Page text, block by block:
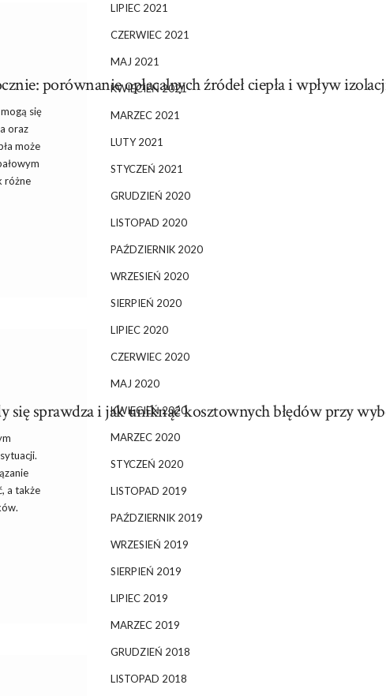
porównanie opłacalnych źródeł ciepła i wpływ
się
oraz
może
różne
się sprawdza i jak uniknąć kosztownych błędów przy
a także
LIPIEC 2021
CZERWIEC 2021
MAJ 2021
KWIECIEŃ 2021
MARZEC 2021
LUTY 2021
STYCZEŃ 2021
GRUDZIEŃ 2020
LISTOPAD 2020
PAŹDZIERNIK 2020
WRZESIEŃ 2020
SIERPIEŃ 2020
LIPIEC 2020
CZERWIEC 2020
MAJ 2020
KWIECIEŃ 2020
MARZEC 2020
STYCZEŃ 2020
LISTOPAD 2019
PAŹDZIERNIK 2019
WRZESIEŃ 2019
SIERPIEŃ 2019
LIPIEC 2019
MARZEC 2019
GRUDZIEŃ 2018
LISTOPAD 2018